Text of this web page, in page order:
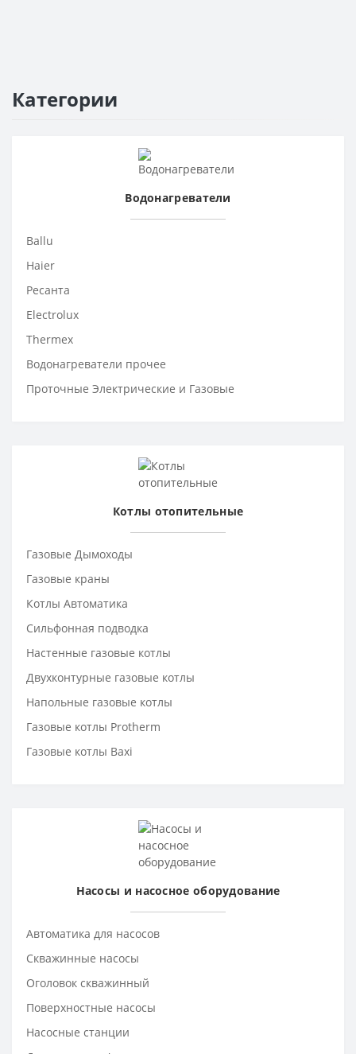
Категории
Водонагреватели
Ballu
Haier
Ресанта
Electrolux
Thermex
Водонагреватели прочее
Проточные Электрические и Газовые
Котлы отопительные
Газовые Дымоходы
Газовые краны
Котлы Автоматика
Сильфонная подводка
Настенные газовые котлы
Двухконтурные газовые котлы
Напольные газовые котлы
Газовые котлы Protherm
Газовые котлы Baxi
Насосы и насосное оборудование
Автоматика для насосов
Скважинные насосы
Оголовок скважинный
Поверхностные насосы
Насосные станции